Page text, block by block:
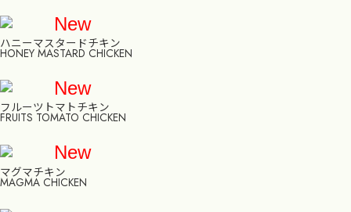
New
ハニーマスタードチキン
HONEY MASTARD CHICKEN
New
フルーツトマトチキン
FRUITS TOMATO CHICKEN
New
マグマチキン
MAGMA CHICKEN